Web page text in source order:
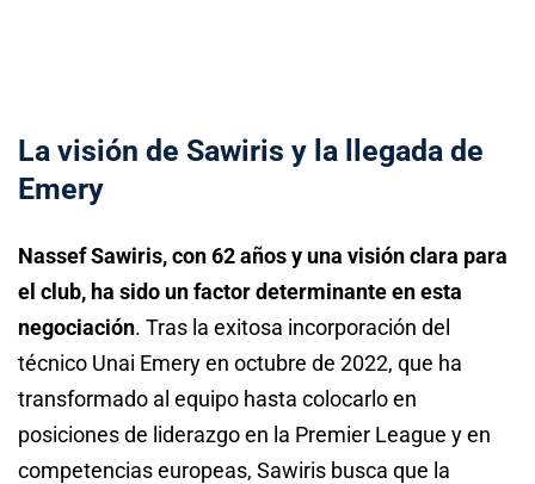
La visión de Sawiris y la llegada de
Emery
Nassef Sawiris, con 62 años y una visión clara para
el club, ha sido un factor determinante en esta
negociación. Tras la exitosa incorporación del
técnico Unai Emery en octubre de 2022, que ha
transformado al equipo hasta colocarlo en
posiciones de liderazgo en la Premier League y en
competencias europeas, Sawiris busca que la